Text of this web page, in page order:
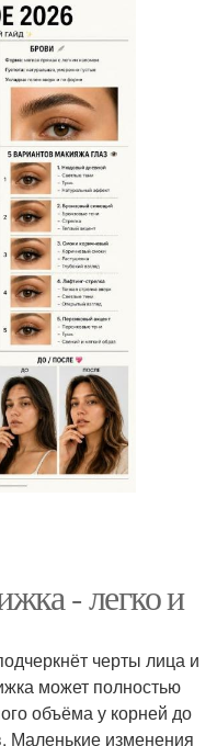
- легко и
черты лица и
может полностью
объёма у корней до
Маленькие изменения